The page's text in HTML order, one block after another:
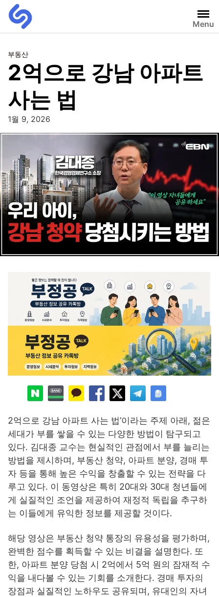
Menu
부동산
2억으로 강남 아파트
사는 법
1월 9, 2026
2억으로 강남 아파트 사는 법’이라는 주제 아래, 젊은
세대가 부를 쌓을 수 있는 다양한 방법이 탐구되고
있다. 김대종 교수는 현실적인 관점에서 부를 늘리는
방법을 제시하며, 부동산 청약, 아파트 분양, 경매 투
자 등을 통해 높은 수익을 창출할 수 있는 전략을 다
루고 있다. 이 동영상은 특히 20대와 30대 청년들에
게 실질적인 조언을 제공하여 재정적 독립을 추구하
는 이들에게 유익한 정보를 제공할 것이다.
해당 영상은 부동산 청약 통장의 유용성을 평가하며,
완벽한 점수를 획득할 수 있는 비결을 설명한다. 또
한, 아파트 분양 당첨 시 2억에서 5억 원의 잠재적 수
익을 내다볼 수 있는 기회를 소개한다. 경매 투자의
장점과 실질적인 노하우도 공유되며, 유대인의 자녀